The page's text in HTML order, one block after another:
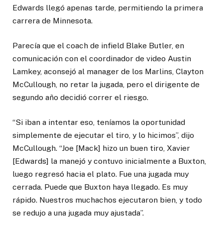
Edwards llegó apenas tarde, permitiendo la primera
carrera de Minnesota.
Parecía que el coach de infield Blake Butler, en
comunicación con el coordinador de video Austin
Lamkey, aconsejó al manager de los Marlins, Clayton
McCullough, no retar la jugada, pero el dirigente de
segundo año decidió correr el riesgo.
“Si iban a intentar eso, teníamos la oportunidad
simplemente de ejecutar el tiro, y lo hicimos”, dijo
McCullough. “Joe [Mack] hizo un buen tiro, Xavier
[Edwards] la manejó y contuvo inicialmente a Buxton,
luego regresó hacia el plato. Fue una jugada muy
cerrada. Puede que Buxton haya llegado. Es muy
rápido. Nuestros muchachos ejecutaron bien, y todo
se redujo a una jugada muy ajustada”.